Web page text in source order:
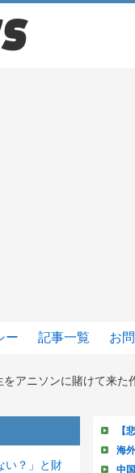
ー 記事一覧 お
をアニソンに賭けて来
い？」と財